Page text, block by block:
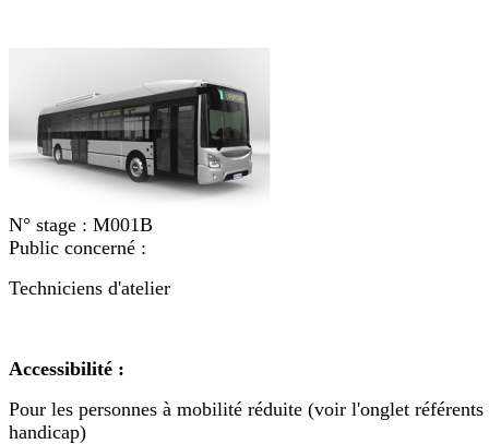
N° stage : M001B
Public concerné :
Techniciens d'atelier
Accessibilité :
Pour les personnes à mobilité réduite (voir l'onglet référents
handicap)